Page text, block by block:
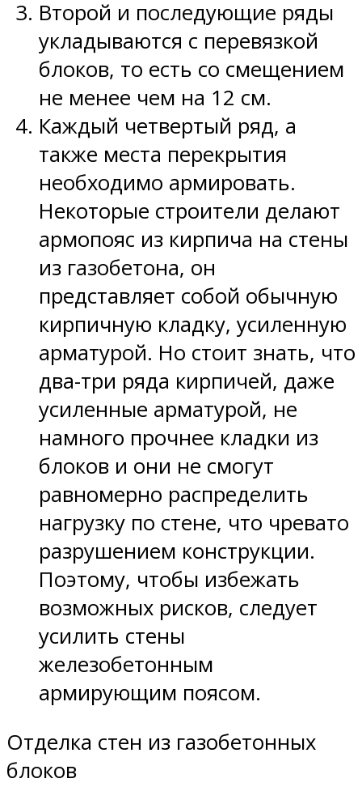
Второй и последующие ряды
укладываются с перевязкой
блоков, то есть со смещением
не менее чем на 12 см.
Каждый четвертый ряд, а
также места перекрытия
необходимо армировать.
Некоторые строители делают
армопояс из кирпича на стены
из газобетона, он
представляет собой обычную
кирпичную кладку, усиленную
арматурой. Но стоит знать, что
два-три ряда кирпичей, даже
усиленные арматурой, не
намного прочнее кладки из
блоков и они не смогут
равномерно распределить
нагрузку по стене, что чревато
разрушением конструкции.
Поэтому, чтобы избежать
возможных рисков, следует
усилить стены
железобетонным
армирующим поясом.
Отделка стен из газобетонных
блоков